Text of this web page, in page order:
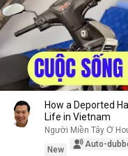
How a Deported
Life in Vietnam
Người Miền Tây Ở
New
Auto-